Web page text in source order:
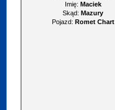
Imię: Maciek
Skąd: Mazury
Pojazd: Romet Chart